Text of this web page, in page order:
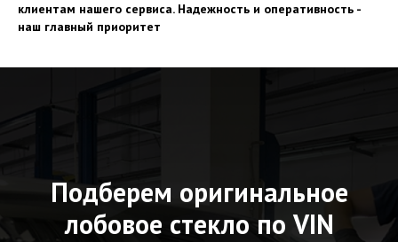
клиентам нашего сервиса. Надежность и оперативность -
наш главный приоритет
Подберем оригинальное
лобовое стекло по VIN